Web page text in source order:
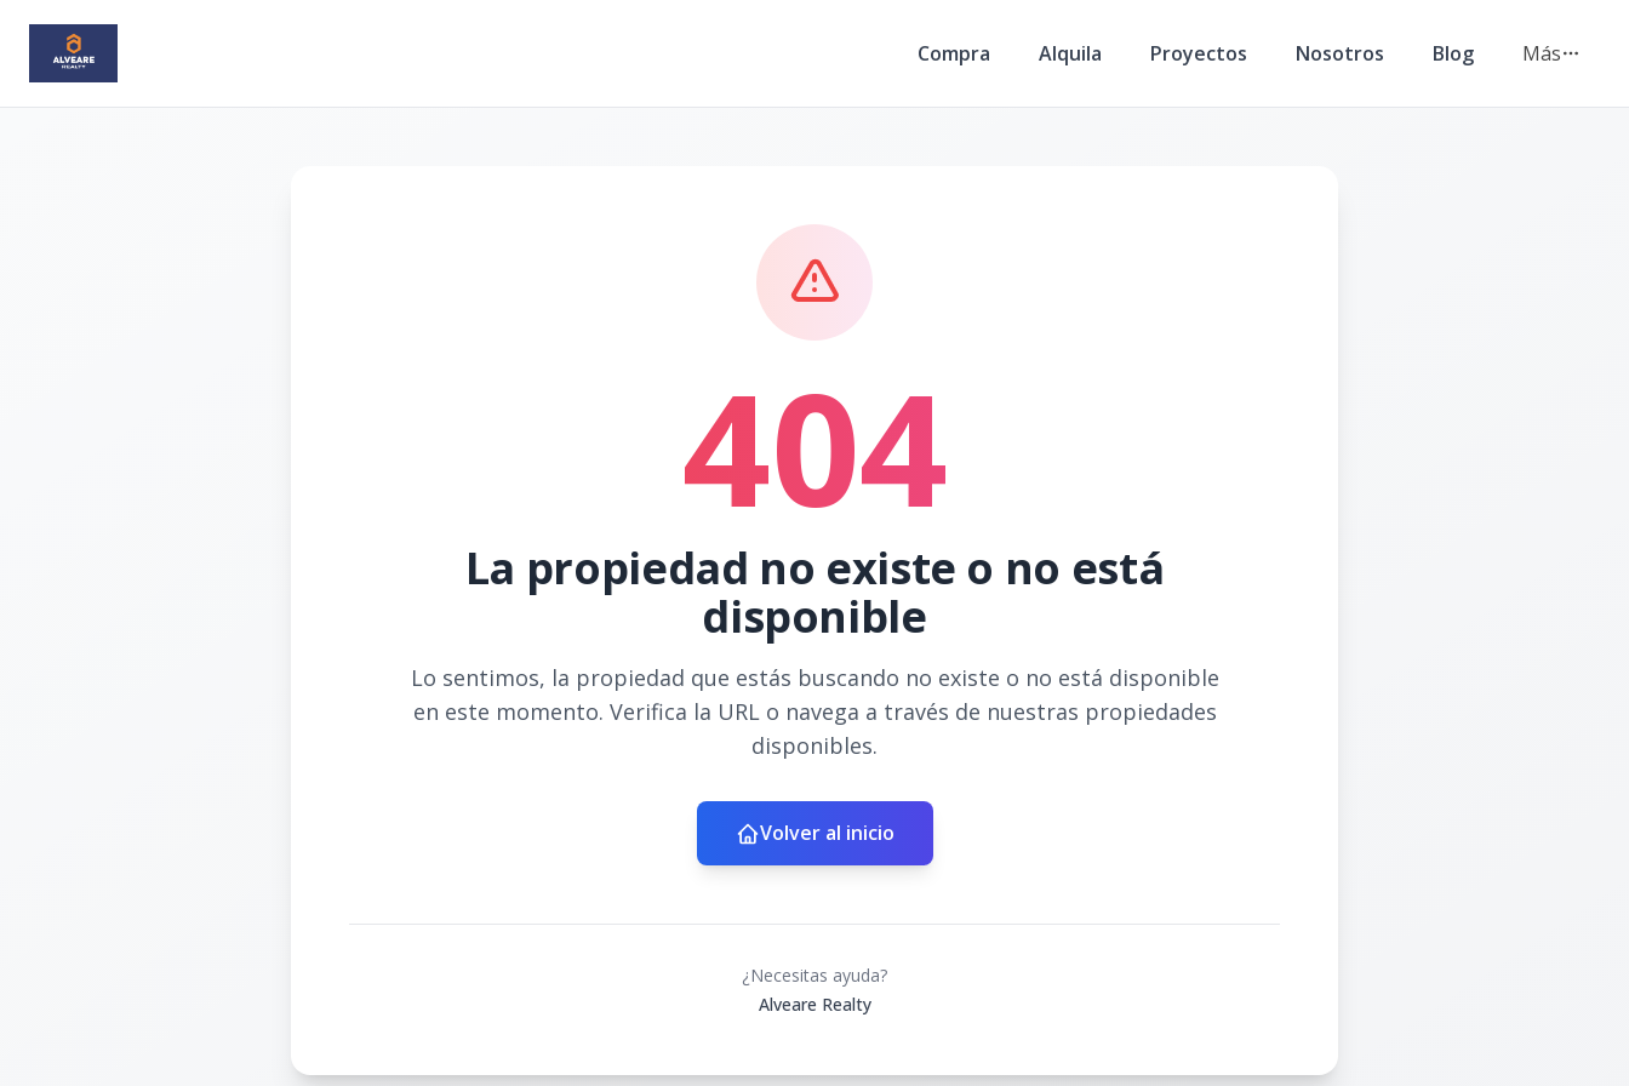
Compra Alquila Proyectos Nosotros Blog Más
404
La propiedad no existe o no está
disponible
Lo sentimos, la propiedad que estás buscando no existe o no está disponible
en este momento. Verifica la URL o navega a través de nuestras propiedades
disponibles.
Volver al inicio
¿Necesitas ayuda?
Alveare Realty